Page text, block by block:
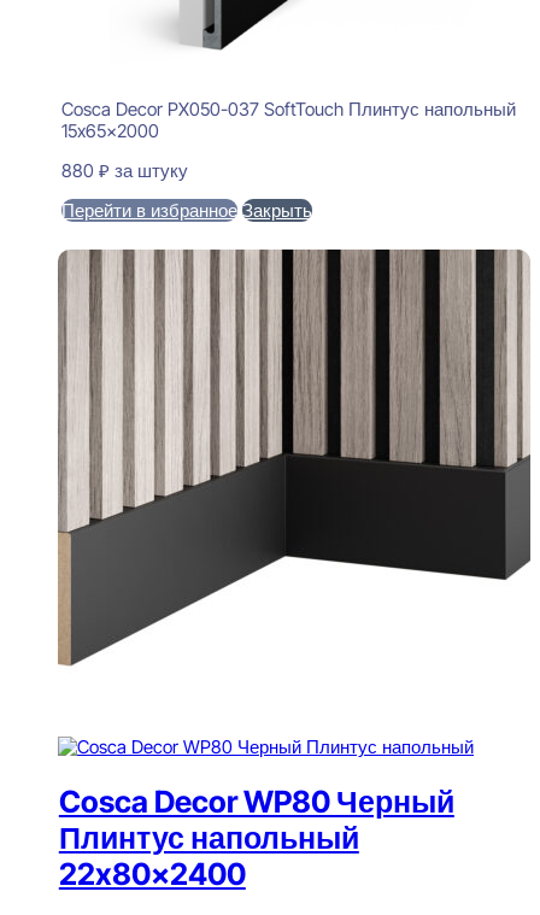
Cosca Decor PX050-037 SoftTouch Плинтус напольный
15x65x2000
880 ₽ за штуку
Перейти в избранное Закрыть
Cosca Decor WP80 Черный
Плинтус напольный
22x80x2400